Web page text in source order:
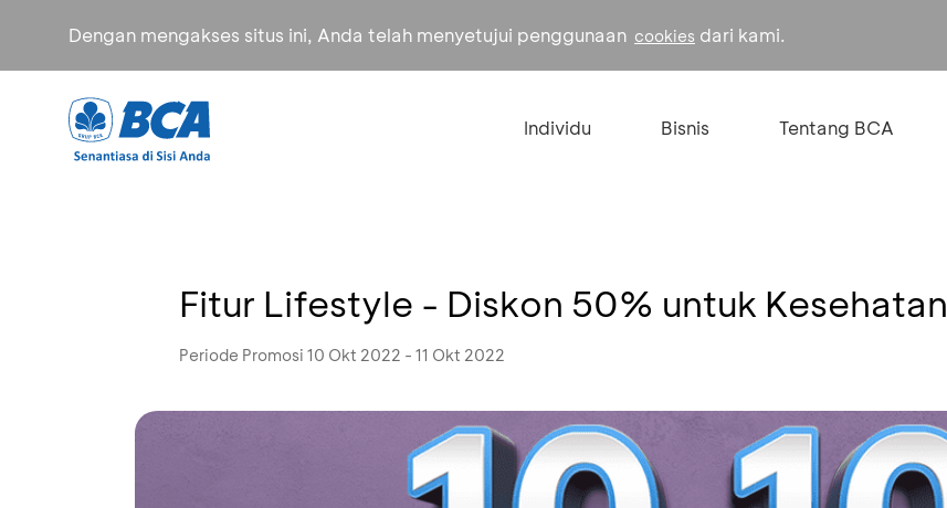
Dengan mengakses situs ini, Anda telah menyetujui penggunaan cookies dari kami.
Individu Bisnis Tentang BCA
Fitur Lifestyle - Diskon 50% untuk Kesehatan
Periode Promosi 10 Okt 2022 - 11 Okt 2022